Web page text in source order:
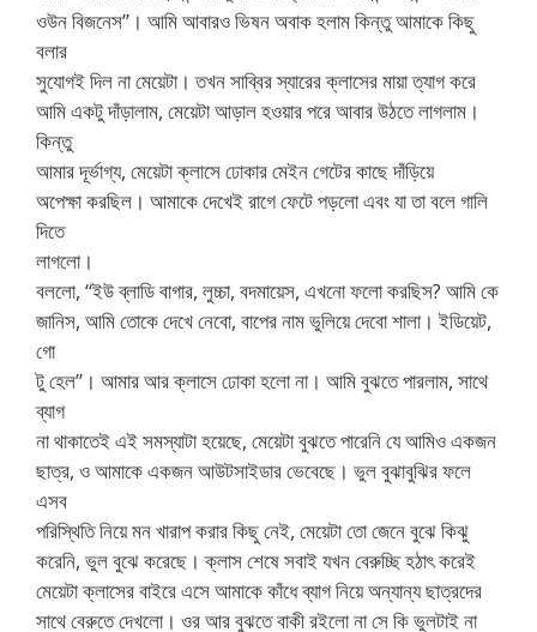
ওউন বিজনেস”। আমি আবারও ভিষন অবাক হলাম কিন্তু আমাকে কিছু
বলার
সুযোগই দিল না মেয়েটা। তখন সাব্বির স্যারের ক্লাসের মায়া ত্যাগ করে
আমি একটু দাঁড়ালাম, মেয়েটা আড়াল হওয়ার পরে আবার উঠতে লাগলাম।
কিন্তু
আমার দূর্ভাগ্য, মেয়েটা ক্লাসে ঢোকার মেইন গেটের কাছে দাঁড়িয়ে
অপেক্ষা করছিল। আমাকে দেখেই রাগে ফেটে পড়লো এবং যা তা বলে গালি
দিতে
লাগলো।
বললো, “ইউ ব্লাডি বাগার, লুচ্চা, বদমায়েস, এখনো ফলো করছিস? আমি কে
জানিস, আমি তোকে দেখে নেবো, বাপের নাম ভুলিয়ে দেবো শালা। ইডিয়েট,
গো
টু হেল”। আমার আর ক্লাসে ঢোকা হলো না। আমি বুঝতে পারলাম, সাথে
ব্যাগ
না থাকাতেই এই সমস্যাটা হয়েছে, মেয়েটা বুঝতে পারেনি যে আমিও একজন
ছাত্র, ও আমাকে একজন আউটসাইডার ভেবেছে। ভুল বুঝাবুঝির ফলে
এসব
পরিস্থিতি নিয়ে মন খারাপ করার কিছু নেই, মেয়েটা তো জেনে বুঝে কিঝু
করেনি, ভুল বুঝে করেছে। ক্লাস শেষে সবাই যখন বেরুচ্ছি হঠাৎ করেই
মেয়েটা ক্লাসের বাইরে এসে আমাকে কাঁধে ব্যাগ নিয়ে অন্যান্য ছাত্রদের
সাথে বেরুতে দেখলো। ওর আর বুঝতে বাকী রইলো না সে কি ভুলটাই না